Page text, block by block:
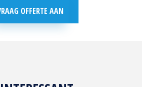
OFFERTE AAN